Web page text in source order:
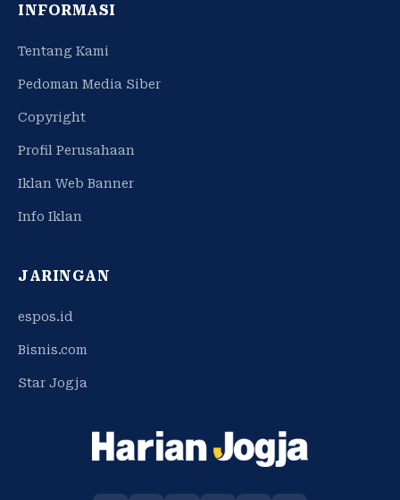
INFORMASI
Tentang Kami
Pedoman Media Siber
Copyright
Profil Perusahaan
Iklan Web Banner
Info Iklan
JARINGAN
espos.id
Bisnis.com
Star Jogja